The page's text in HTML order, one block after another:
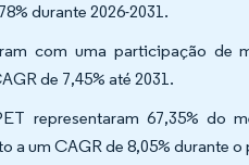
durante 2026-2031.
com uma participação de
de 7,45% até 2031.
representaram 67,35% do
a um CAGR de 8,05% durante